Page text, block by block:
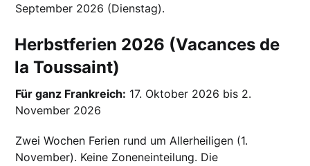
September 2026 (Dienstag).
Herbstferien 2026 (Vacances de
la Toussaint)
Für ganz Frankreich: 17. Oktober 2026 bis 2.
November 2026
Zwei Wochen Ferien rund um Allerheiligen (1.
November). Keine Zoneneinteilung. Die